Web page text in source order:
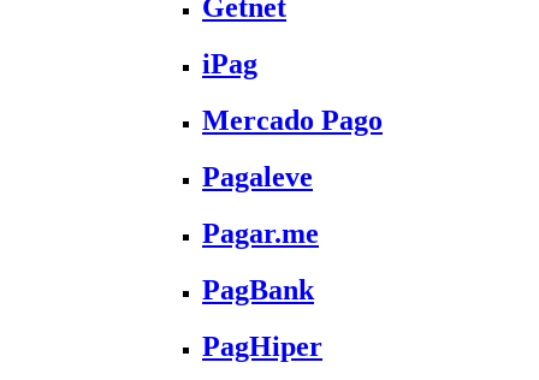
Getnet
iPag
Mercado Pago
Pagaleve
Pagar.me
PagBank
PagHiper